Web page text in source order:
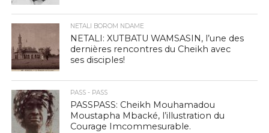
NETALI BOROM NDAME
NETALI: XUTBATU WAMSASIN, l’une des
dernières rencontres du Cheikh avec
ses disciples!
PASS - PASS
PASSPASS: Cheikh Mouhamadou
Moustapha Mbacké, l’illustration du
Courage Imcommesurable.